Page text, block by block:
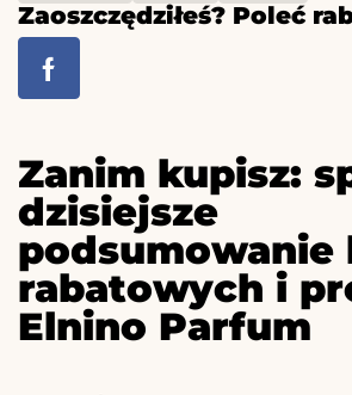
Zaoszczędziłeś? Poleć
Zanim kupisz:
dzisiejsze
podsumowanie
rabatowych i
Elnino Parfum